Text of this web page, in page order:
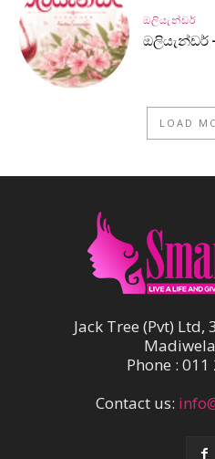
ඔලියැන්ඩර්
ඔලියැන්ඩර්
LOAD
Jack Tree (Pvt)
Phone :
Contact us: